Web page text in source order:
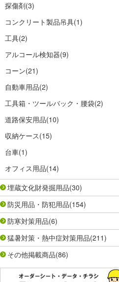
探傷剤(3)
コンクリート製品吊具(1)
工具(2)
アルコール検知器(9)
コーン(21)
自動車用品(2)
工具箱・ツールバック・腰袋(2)
道路保安用品(10)
収納ケース(15)
台車(1)
オフィス用品(14)
埋蔵文化財発掘用品(30)
防災用品・防犯用品(154)
防寒対策用品(6)
猛暑対策・熱中症対策用品(211)
その他掲載商品(86)